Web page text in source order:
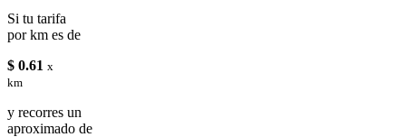
Si tu tarifa
por km es de
$ 0.61 x
km
y recorres un
aproximado de